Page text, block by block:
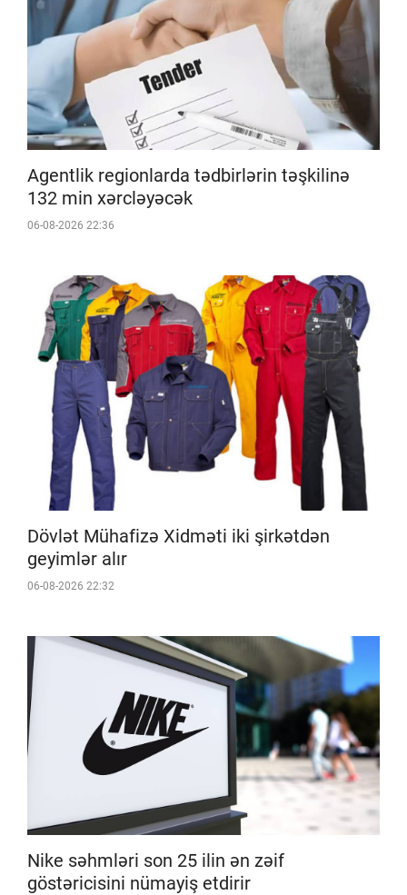
Agentlik regionlarda tədbirlərin təşkilinə
132 min xərcləyəcək
06-08-2026 22:36
Dövlət Mühafizə Xidməti iki şirkətdən
geyimlər alır
06-08-2026 22:32
Nike səhmləri son 25 ilin ən zəif
göstəricisini nümayiş etdirir